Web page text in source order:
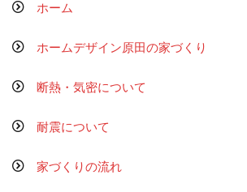
ホーム
ホームデザイン原田の家づくり
断熱・気密について
耐震について
家づくりの流れ